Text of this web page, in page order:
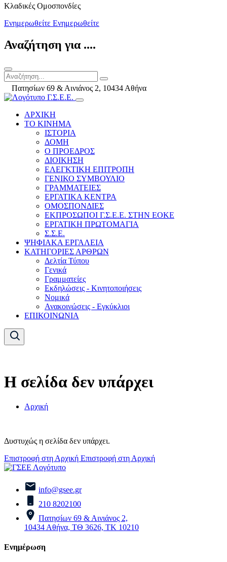
Kλαδικές Ομοσπονδίες
Ενημερωθείτε Ενημερωθείτε
Αναζήτηση για ....
Πατησίων 69 & Αινιάνος 2, 10434 Αθήνα
ΑΡΧΙΚΗ
ΤΟ ΚΙΝΗΜΑ
ΙΣΤΟΡΙΑ
ΔΟΜΗ
Ο ΠΡΟΕΔΡΟΣ
ΔΙΟΙΚΗΣΗ
ΕΛΕΓΚΤΙΚΗ ΕΠΙΤΡΟΠΗ
ΓΕΝΙΚΟ ΣΥΜΒΟΥΛΙΟ
ΓΡΑΜΜΑΤΕΙΕΣ
ΕΡΓΑΤΙΚΑ ΚΕΝΤΡΑ
ΟΜΟΣΠΟΝΔΙΕΣ
ΕΚΠΡΟΣΩΠΟΙ Γ.Σ.Ε.Ε. ΣΤΗΝ ΕΟΚΕ
ΕΡΓΑΤΙΚΗ ΠΡΩΤΟΜΑΓΙΑ
Σ.Σ.Ε.
ΨΗΦΙΑΚΑ ΕΡΓΑΛΕΙΑ
ΚΑΤΗΓΟΡΙΕΣ ΑΡΘΡΩΝ
Δελτία Τύπου
Γενικά
Γραμματείες
Εκδηλώσεις - Κινητοποιήσεις
Νομικά
Ανακοινώσεις - Εγκύκλιοι
ΕΠΙΚΟΙΝΩΝΙΑ
Η σελίδα δεν υπάρχει
Αρχική
Δυστυχώς η σελίδα δεν υπάρχει.
Επιστροφή στη Αρχική Επιστροφή στη Αρχική
info@gsee.gr
210 8202100
Πατησίων 69 & Αινιάνος 2,
10434 Αθήνα, ΤΘ 3626, ΤΚ 10210
Ενημέρωση